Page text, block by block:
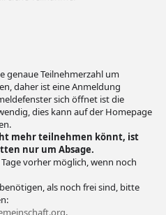
genaue Teilnehmerzahl um
daher ist eine Anmeldung
sich öffnet ist die
dies kann auf der Homepage
mehr teilnehmen könnt, ist
nur um Absage.
vorher möglich, wenn noch
als noch frei sind, bitte
.